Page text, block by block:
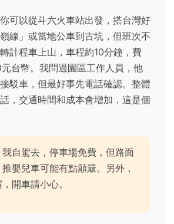
可以從斗六火車站出發，搭台灣好
線」或當地公車到古坑，但班次不
計程車上山，車程約10分鐘，費
台幣。我問過園區工作人員，他
駁車，但最好事先電話確認。整體
，交通時間和成本會增加，這是個
我自駕去，停車場免費，但路面
嬰兒車可能有點顛簸。另外，
開車請小心。